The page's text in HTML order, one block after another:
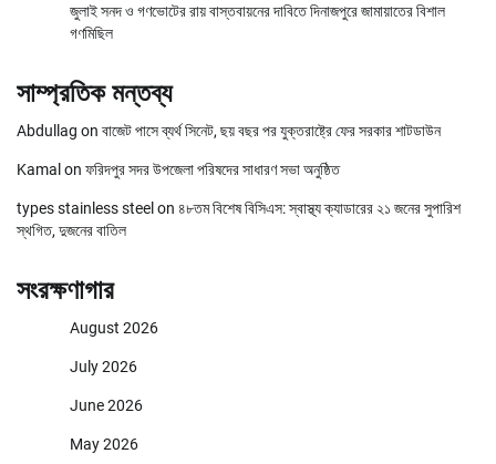
জুলাই সনদ ও গণভোটের রায় বাস্তবায়নের দাবিতে দিনাজপুরে জামায়াতের বিশাল
গণমিছিল
সাম্প্রতিক মন্তব্য
Abdullag on বাজেট পাসে ব্যর্থ সিনেট, ছয় বছর পর যুক্তরাষ্ট্রে ফের সরকার শাটডাউন
Kamal on ফরিদপুর সদর উপজেলা পরিষদের সাধারণ সভা অনুষ্ঠিত
types stainless steel on ৪৮তম বিশেষ বিসিএস: স্বাস্থ্য ক্যাডারের ২১ জনের সুপারিশ
স্থগিত, দুজনের বাতিল
সংরক্ষণাগার
August 2026
July 2026
June 2026
May 2026